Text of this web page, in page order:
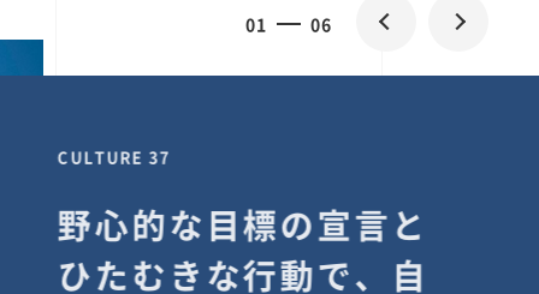
01 06
CULTURE 37
野心的な目標の宣言と
ひたむきな行動で、自